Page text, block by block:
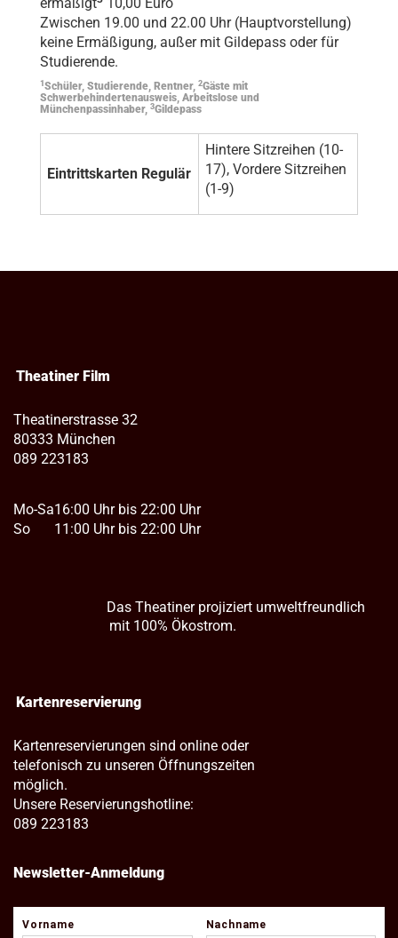
Zwischen 19.00 und 22.00 Uhr (Hauptvorstellung)
keine Ermäßigung, außer mit Gildepass oder für
Studierende.
1 Schüler, Studierende, Rentner, 2Gäste mit
Schwerbehindertenausweis, Arbeitslose und
Münchenpassinhaber, 3Gildepass
Eintrittskarten Regulär
Hintere Sitzreihen (10-
17), Vordere Sitzreihen
(1-9)
Theatiner Film
Theatinerstrasse 32
80333 München
089 223183
Mo-Sa
So
16:00 Uhr bis 22:00 Uhr
11:00 Uhr bis 22:00 Uhr
Das Theatiner projiziert umweltfreundlich
mit 100% Ökostrom.
Kartenreservierung
Kartenreservierungen sind online oder
telefonisch zu unseren Öffnungszeiten
möglich.
Unsere Reservierungshotline:
089 223183
Newsletter-Anmeldung